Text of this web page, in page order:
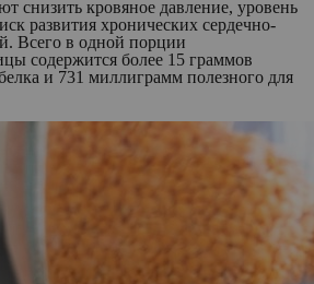
снизить кровяное давление, уровень
развития хронических сердечно-
Всего в одной порции
содержится более 15 граммов
и 731 миллиграмм полезного для